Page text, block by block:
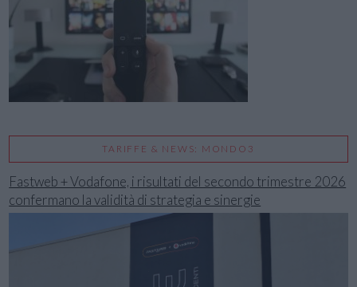
TARIFFE & NEWS: MONDO3
Fastweb + Vodafone, i risultati del secondo trimestre 2026
confermano la validità di strategia e sinergie